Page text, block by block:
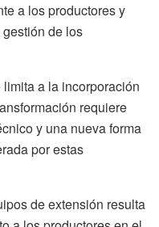
a los productores y
de los
a la incorporación
requiere
y una nueva forma
por estas
de extensión resulta